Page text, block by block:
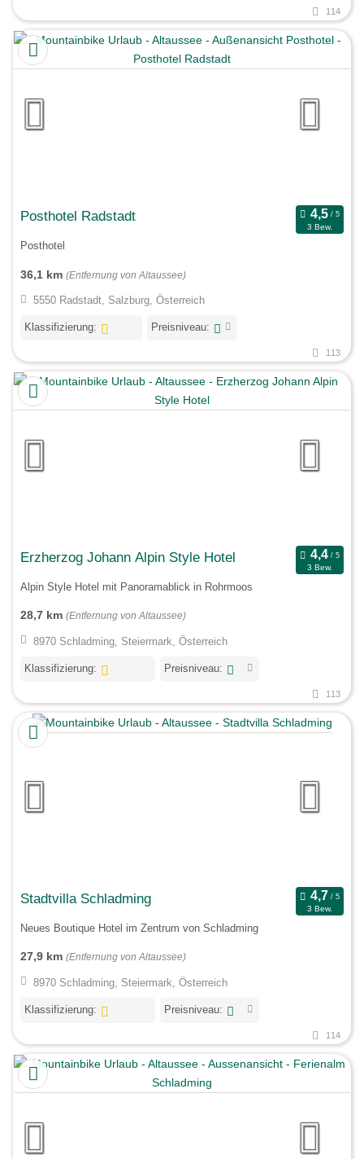
114
Posthotel Radstadt
3 Bew.
Posthotel
36,1 km (Entfernung von Altaussee)
5550 Radstadt, Salzburg, Österreich
Klassifizierung: Preisniveau:
113
Erzherzog Johann Alpin Style Hotel
3 Bew.
Alpin Style Hotel mit Panoramablick in Rohrmoos
28,7 km (Entfernung von Altaussee)
8970 Schladming, Steiermark, Österreich
Klassifizierung: Preisniveau:
113
Stadtvilla Schladming
3 Bew.
Neues Boutique Hotel im Zentrum von Schladming
27,9 km (Entfernung von Altaussee)
8970 Schladming, Steiermark, Österreich
Klassifizierung: Preisniveau:
114